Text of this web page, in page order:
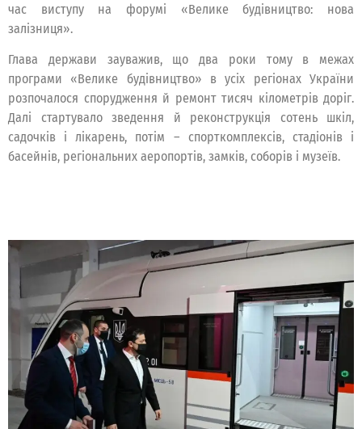
час виступу на форумі «Велике будівництво: нова
залізниця».
Глава держави зауважив, що два роки тому в межах
програми «Велике будівництво» в усіх регіонах України
розпочалося спорудження й ремонт тисяч кілометрів доріг.
Далі стартувало зведення й реконструкція сотень шкіл,
садочків і лікарень, потім – спорткомплексів, стадіонів і
басейнів, регіональних аеропортів, замків, соборів і музеїв.